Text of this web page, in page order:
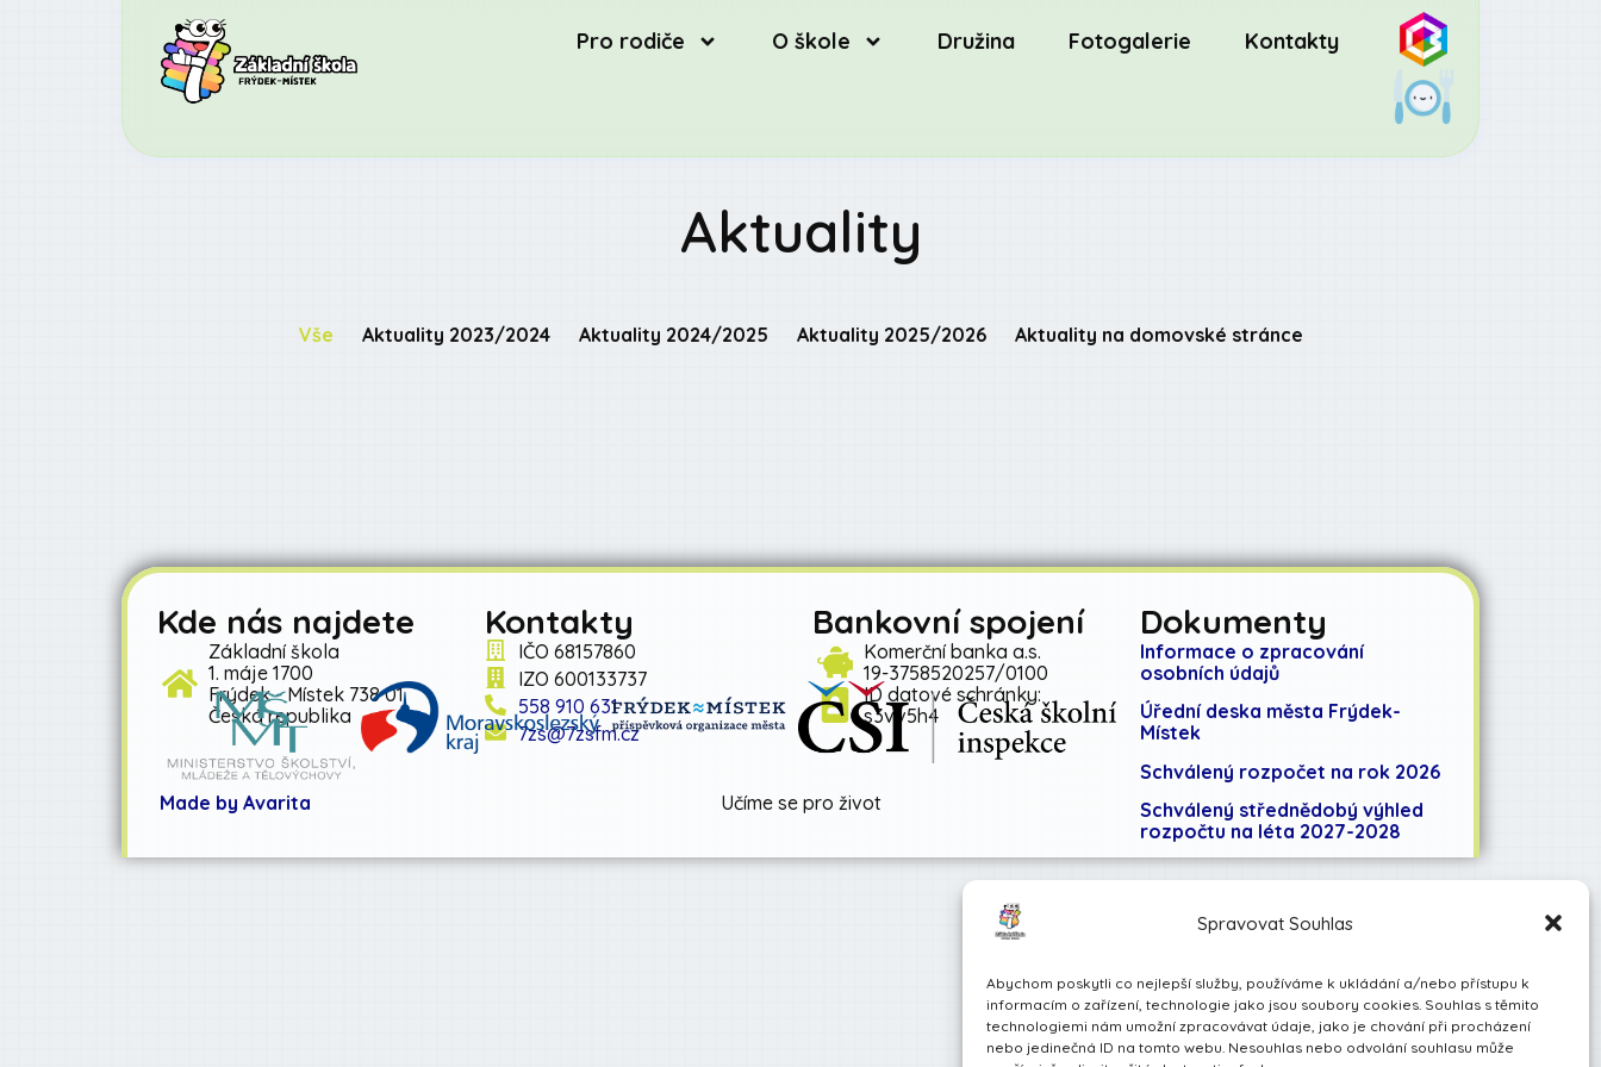
Spravovat Souhlas
Abychom poskytli co nejlepší služby, používáme k ukládání a/nebo přístupu k
informacím o zařízení, technologie jako jsou soubory cookies. Souhlas s těmito
technologiemi nám umožní zpracovávat údaje, jako je chování při procházení
nebo jedinečná ID na tomto webu. Nesouhlas nebo odvolání souhlasu může
Pro rodiče O škole Družina Fotogalerie Kontakty
Aktuality
Aktuality 2023/2024 Aktuality 2024/2025 Aktuality 2025/2026 Aktuality na domovské stránce
Vše
Kde nás najdete
Základní škola
1. máje 1700
Frýdek - Místek 738 01
Česká republika
Kontakty
IČO 68157860
IZO 600133737
558 910 631
7zs@7zsfm.cz
Bankovní spojení
Komerční banka a.s.
19-3758520257/0100
ID datové schránky:
s3vv5h4
Dokumenty
Informace o zpracování
osobních údajů
Úřední deska města Frýdek-
Místek
Schválený rozpočet na rok 2026
Schválený střednědobý výhled
rozpočtu na léta 2027-2028
Učíme se pro život
Made by Avarita